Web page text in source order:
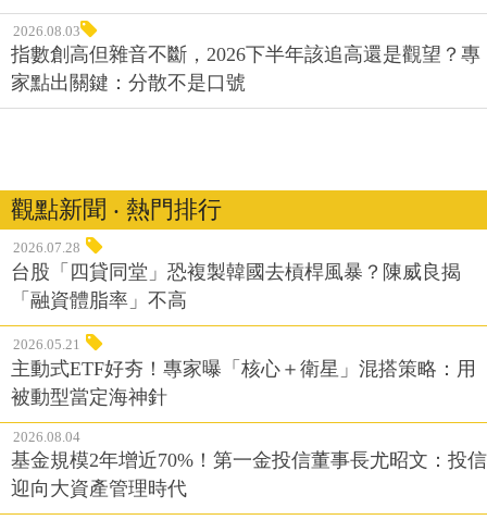
家點出關鍵：分散不是口號
2026.07.28
台股「四貸同堂」恐複製韓國去槓桿風暴？陳威良揭
「融資體脂率」不高
2026.05.21
主動式ETF好夯！專家曝「核心＋衛星」混搭策略：用
被動型當定海神針
2026.08.04
基金規模2年增近70%！第一金投信董事長尤昭文：投信
迎向大資產管理時代
2026.05.29
複委託買美股或買台版ETF？理財規劃顧問：算對「這